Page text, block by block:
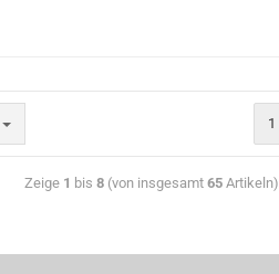
1
Zeige 1 bis 8(von insgesamt 65Artikeln)